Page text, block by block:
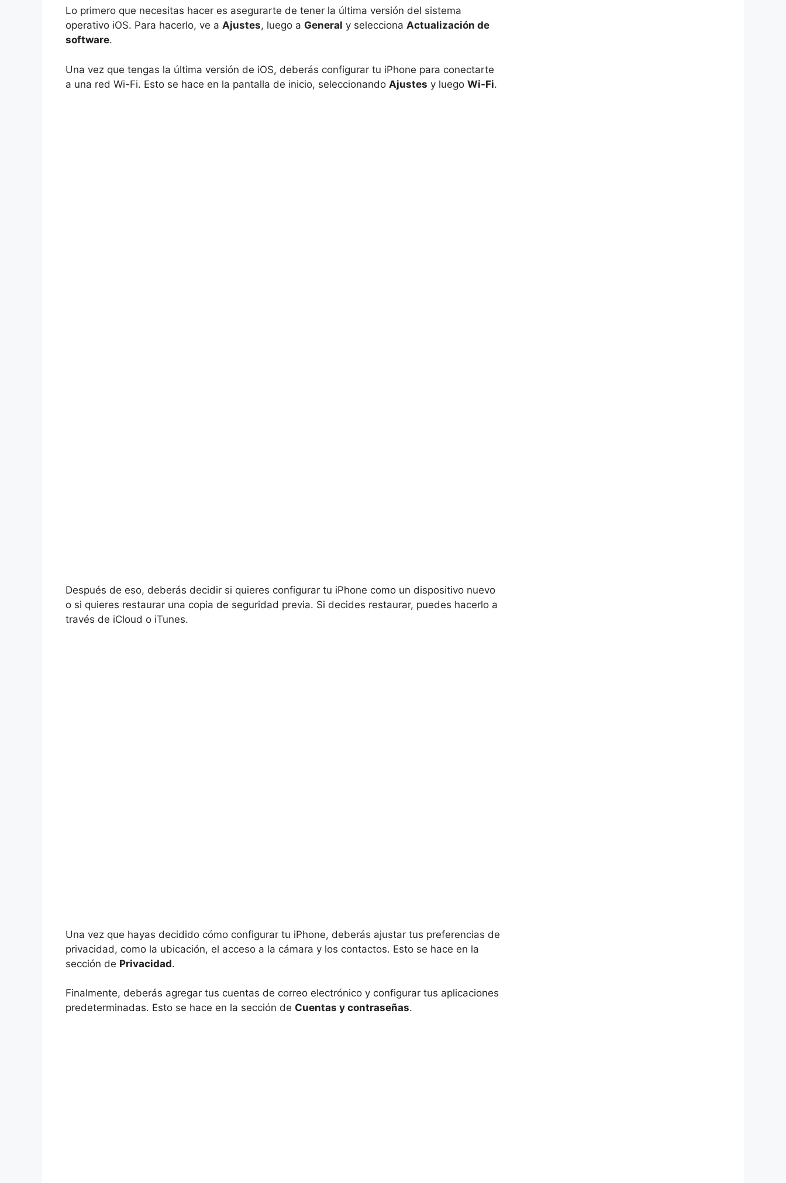
Lo primero que necesitas hacer es asegurarte de tener la última versión del sistema
operativo iOS. Para hacerlo, ve a Ajustes, luego a General y selecciona Actualización de
software.
Una vez que tengas la última versión de iOS, deberás configurar tu iPhone para conectarte
a una red Wi-Fi. Esto se hace en la pantalla de inicio, seleccionando Ajustes y luego Wi-Fi.
Después de eso, deberás decidir si quieres configurar tu iPhone como un dispositivo nuevo
o si quieres restaurar una copia de seguridad previa. Si decides restaurar, puedes hacerlo a
través de iCloud o iTunes.
Una vez que hayas decidido cómo configurar tu iPhone, deberás ajustar tus preferencias de
privacidad, como la ubicación, el acceso a la cámara y los contactos. Esto se hace en la
sección de Privacidad.
Finalmente, deberás agregar tus cuentas de correo electrónico y configurar tus aplicaciones
predeterminadas. Esto se hace en la sección de Cuentas y contraseñas.